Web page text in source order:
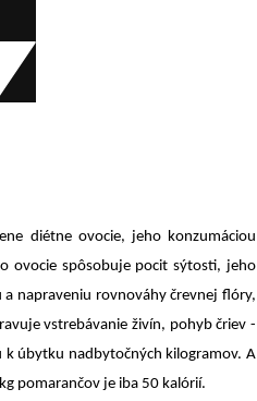
diétne ovocie, jeho konzumáciou
ovocie spôsobuje pocit sýtosti, jeho
napraveniu rovnováhy črevnej flóry,
vstrebávanie živín, pohyb čriev -
úbytku nadbytočných kilogramov. A
pomarančov je iba 50 kalórií.